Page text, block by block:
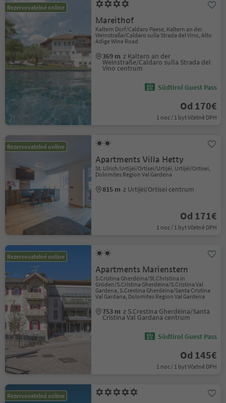
Rezervovatelné online
Mareithof
Kaltern Dorf/Caldaro Paese, Kaltern an der
Weinstraße/Caldaro sulla Strada del Vino, Alto
Adige Wine Road
369 m z Kaltern an der
Weinstraße/Caldaro sulla Strada del
Vino centrum
Südtirol Guest Pass
Od 170€
1 noc / 1 byt Včetně DPH
Rezervovatelné online
Apartments Villa Hetty
St. Ulrich/Urtijëi/Ortisei/Urtijëi, Urtijëi/Ortisei,
Dolomites Region Val Gardena
815 m z Urtijëi/Ortisei centrum
Od 171€
1 noc / 1 byt Včetně DPH
Rezervovatelné online
Apartments Marienstern
S.Cristina Gherdëina/St.Christina in
Gröden/S.Cristina Gherdëina/S.Cristina Val
Gardena, S.Crestina Gherdëina/Santa Cristina
Val Gardana, Dolomites Region Val Gardena
753 m z S.Crestina Gherdëina/Santa
Cristina Val Gardana centrum
Südtirol Guest Pass
Od 145€
1 noc / 1 byt Včetně DPH
Rezervovatelné online